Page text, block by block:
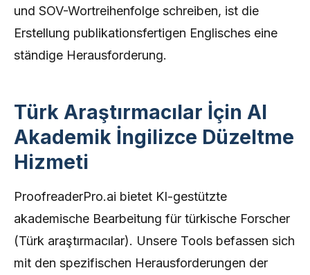
und SOV-Wortreihenfolge schreiben, ist die
Erstellung publikationsfertigen Englisches eine
ständige Herausforderung.
Türk Araştırmacılar İçin AI
Akademik İngilizce Düzeltme
Hizmeti
ProofreaderPro.ai bietet KI-gestützte
akademische Bearbeitung für türkische Forscher
(Türk araştırmacılar). Unsere Tools befassen sich
mit den spezifischen Herausforderungen der